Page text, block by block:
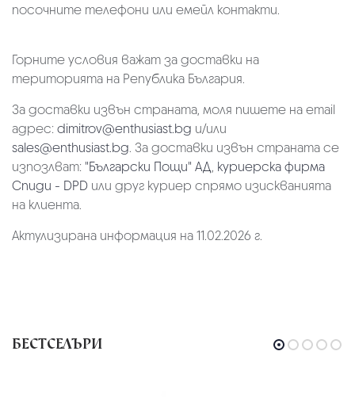
посочните телефони или емейл контакти.
Горните условия важат за доставки на
територията на Република България.
За доставки извън страната, моля пишете на email
адрес: dimitrov@enthusiast.bg и/или
sales@enthusiast.bg. За доставки извън страната се
изпозлват: "Български Пощи" АД, куриерска фирма
Спиди - DPD или друг куриер спрямо изискванията
на клиента.
Актулизирана информация на 11.02.2026 г.
БЕСТСЕЛЪРИ